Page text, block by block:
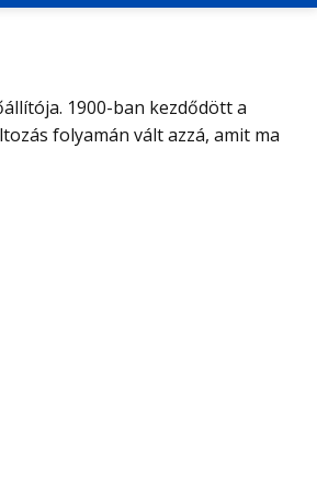
1900-ban kezdődött a
folyamán vált azzá, amit ma